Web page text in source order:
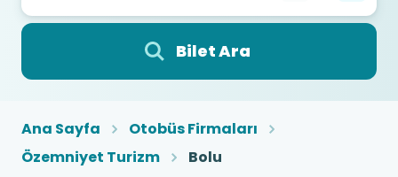
Bilet Ara
Ana Sayfa
Otobüs Firmaları
Özemniyet Turizm
Bolu